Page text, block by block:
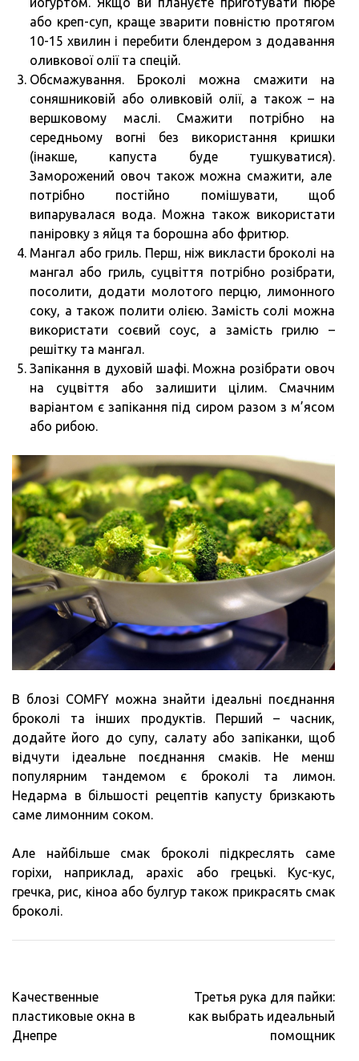
або креп-суп, краще зварити повністю протягом
10-15 хвилин і перебити блендером з додавання
оливкової олії та спецій.
Обсмажування. Броколі можна смажити на
соняшниковій або оливковій олії, а також – на
вершковому маслі. Смажити потрібно на
середньому вогні без використання кришки
(інакше, капуста буде тушкуватися).
Заморожений овоч також можна смажити, але
потрібно постійно помішувати, щоб
випарувалася вода. Можна також використати
паніровку з яйця та борошна або фритюр.
Мангал або гриль. Перш, ніж викласти броколі на
мангал або гриль, суцвіття потрібно розібрати,
посолити, додати молотого перцю, лимонного
соку, а також полити олією. Замість солі можна
використати соєвий соус, а замість грилю –
решітку та мангал.
Запікання в духовій шафі. Можна розібрати овоч
на суцвіття або залишити цілим. Смачним
варіантом є запікання під сиром разом з м’ясом
або рибою.
В блозі COMFY можна знайти ідеальні поєднання
броколі та інших продуктів. Перший – часник,
додайте його до супу, салату або запіканки, щоб
відчути ідеальне поєднання смаків. Не менш
популярним тандемом є броколі та лимон.
Недарма в більшості рецептів капусту бризкають
саме лимонним соком.
Але найбільше смак броколі підкреслять саме
горіхи, наприклад, арахіс або грецькі. Кус-кус,
гречка, рис, кіноа або булгур також прикрасять смак
броколі.
Навигация
по
записям
Качественные
пластиковые окна в
Днепре
Третья рука для пайки:
как выбрать идеальный
помощник